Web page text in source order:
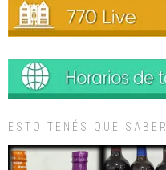
ESTO TENÉS QUE SABER